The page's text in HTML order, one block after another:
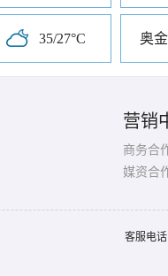
35/27°C 奥
营销
商务合
媒资合
客服电